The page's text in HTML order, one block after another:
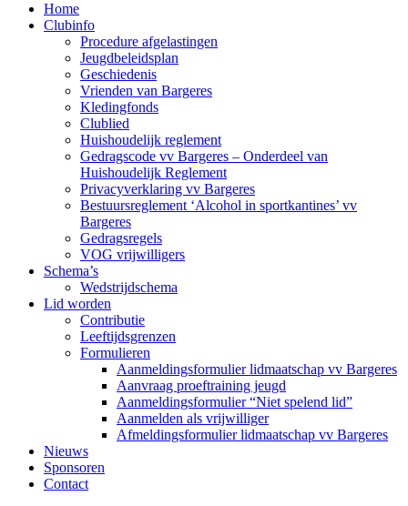
Home
Clubinfo
Procedure afgelastingen
Jeugdbeleidsplan
Geschiedenis
Vrienden van Bargeres
Kledingfonds
Clublied
Huishoudelijk reglement
Gedragscode vv Bargeres – Onderdeel van
Huishoudelijk Reglement
Privacyverklaring vv Bargeres
Bestuursreglement ‘Alcohol in sportkantines’ vv
Bargeres
Gedragsregels
VOG vrijwilligers
Schema’s
Wedstrijdschema
Lid worden
Contributie
Leeftijdsgrenzen
Formulieren
Aanmeldingsformulier lidmaatschap vv Bargeres
Aanvraag proeftraining jeugd
Aanmeldingsformulier “Niet spelend lid”
Aanmelden als vrijwilliger
Afmeldingsformulier lidmaatschap vv Bargeres
Nieuws
Sponsoren
Contact